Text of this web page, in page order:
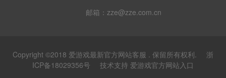
邮箱： zze@zze.com.cn
Copyright ©2018 爱游戏最新官方网站客服 . 保留所有权利.
浙
ICP备18029356号
技术支持 爱游戏官方网站入口